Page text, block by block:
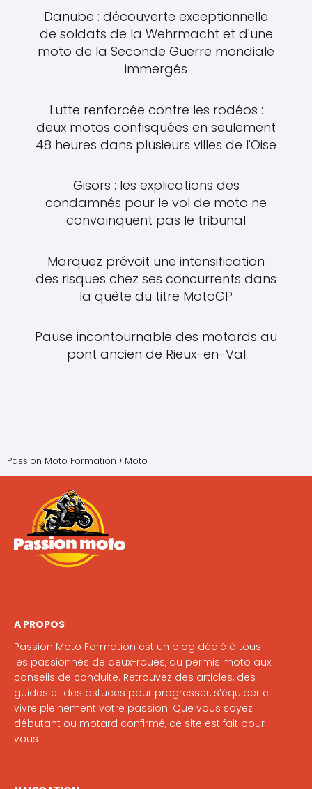
Danube : découverte exceptionnelle
de soldats de la Wehrmacht et d'une
moto de la Seconde Guerre mondiale
immergés
Lutte renforcée contre les rodéos :
deux motos confisquées en seulement
48 heures dans plusieurs villes de l'Oise
Gisors : les explications des
condamnés pour le vol de moto ne
convainquent pas le tribunal
Marquez prévoit une intensification
des risques chez ses concurrents dans
la quête du titre MotoGP
Pause incontournable des motards au
pont ancien de Rieux-en-Val
Passion Moto Formation Moto
A PROPOS
Passion Moto Formation est un blog dédié à tous
les passionnés de deux-roues, du permis moto aux
conseils de conduite. Retrouvez des articles, des
guides et des astuces pour progresser, s’équiper et
vivre pleinement votre passion. Que vous soyez
débutant ou motard confirmé, ce site est fait pour
vous !